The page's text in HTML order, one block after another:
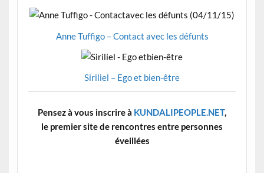
Anne Tuffigo – Contact avec les défunts
Siriliel – Ego et bien-être
Pensez à vous inscrire à KUNDALIPEOPLE.NET,
le premier site de rencontres entre personnes
éveillées